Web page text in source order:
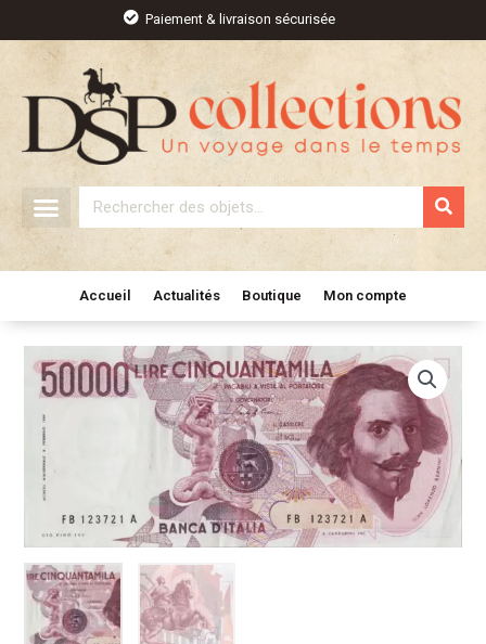
contenu
Paiement & livraison sécurisée
Rechercher
Accueil Actualités Boutique Mon compte